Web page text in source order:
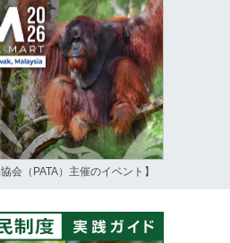
会（PATA）主催のイベント】